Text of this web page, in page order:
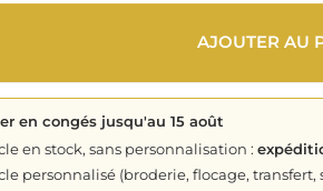
AJOUTER AU
en congés jusqu'au 15 août
en stock, sans personnalisation :
personnalisé (broderie, flocage, transfert,